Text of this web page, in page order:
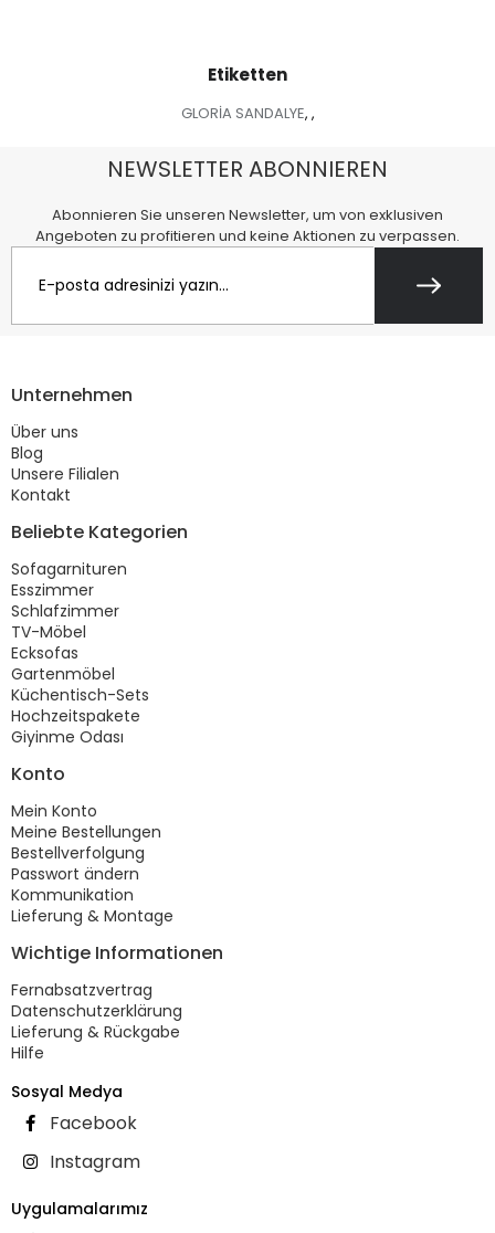
Etiketten
GLORİA SANDALYE, ,
NEWSLETTER ABONNIEREN
Abonnieren Sie unseren Newsletter, um von exklusiven
Angeboten zu profitieren und keine Aktionen zu verpassen.
Unternehmen
Über uns
Blog
Unsere Filialen
Kontakt
Beliebte Kategorien
Sofagarnituren
Esszimmer
Schlafzimmer
TV-Möbel
Ecksofas
Gartenmöbel
Küchentisch-Sets
Hochzeitspakete
Giyinme Odası
Konto
Mein Konto
Meine Bestellungen
Bestellverfolgung
Passwort ändern
Kommunikation
Lieferung & Montage
Wichtige Informationen
Fernabsatzvertrag
Datenschutzerklärung
Lieferung & Rückgabe
Hilfe
Sosyal Medya
Facebook
Instagram
Uygulamalarımız